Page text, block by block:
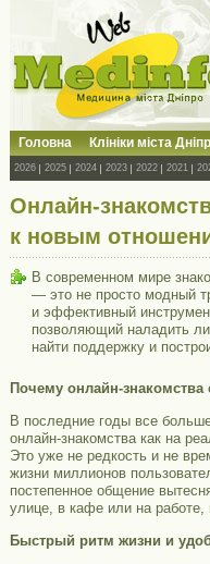
Головна Клініки міста
2026 2025 2024 2023 2022 2021
Онлайн-
к новым
В современном мире
— это не просто модный
и эффективный
позволяющий наладить
найти поддержку и
Почему онлайн-
В последние годы все
онлайн-знакомства как на
Это уже не редкость и не
жизни миллионов
постепенное общение
улице, в кафе или на работе,
Быстрый ритм жизни и